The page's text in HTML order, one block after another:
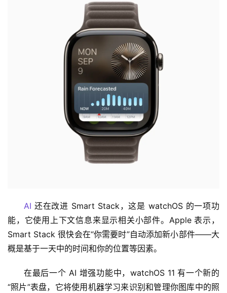
AI 还在改进 Smart Stack，这是 watchOS 的一项功
能，它使用上下文信息来显示相关小部件。Apple 表示，
Smart Stack 很快会在“你需要时”自动添加新小部件——大
概是基于一天中的时间和你的位置等因素。
在最后一个 AI 增强功能中，watchOS 11 有一个新的
“照片”表盘，它将使用机器学习来识别和管理你图库中的照